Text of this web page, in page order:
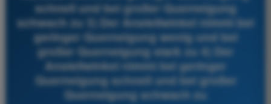
schnell und bei großer Querneigung
schwach zu 3) Der Anstellwinkel nimmt bei
geringer Querneigung wenig und bei
großer Querneigung stark zu 4) Der
Anstellwinkel nimmt bei geringer
Querneigung schnell und bei großer
Querneigung schwach zu